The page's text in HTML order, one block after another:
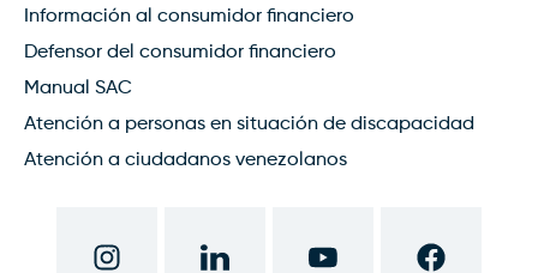
Información al consumidor financiero
Defensor del consumidor financiero
Manual SAC
Atención a personas en situación de discapacidad
Atención a ciudadanos venezolanos